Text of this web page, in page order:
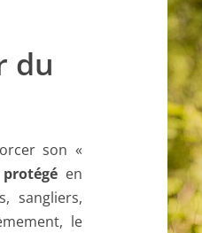
du
son «
en
sangliers,
le